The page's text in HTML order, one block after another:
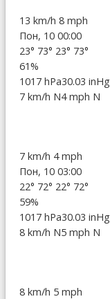
13 km/h 8 mph
Пон, 10 00:00
23° 73° 23° 73°
61%
1017 hPa30.03 inHg
7 km/h N4 mph N
7 km/h 4 mph
Пон, 10 03:00
22° 72° 22° 72°
59%
1017 hPa30.03 inHg
8 km/h N5 mph N
8 km/h 5 mph